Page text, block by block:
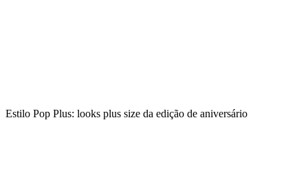
Estilo Pop Plus: looks plus size da edição de aniversário